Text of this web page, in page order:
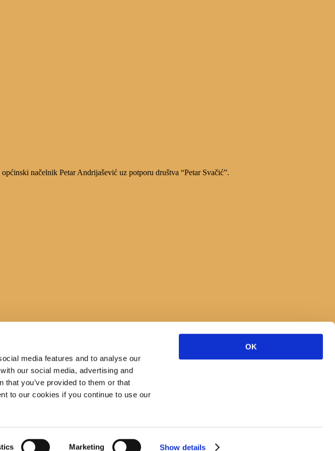
media features and to analyse our
our social media, advertising and
you’ve provided to them or that
to our cookies if you continue to use our
Marketing Show details
OK
načelnik Petar Andrijašević uz potporu društva “Petar Svačić”.